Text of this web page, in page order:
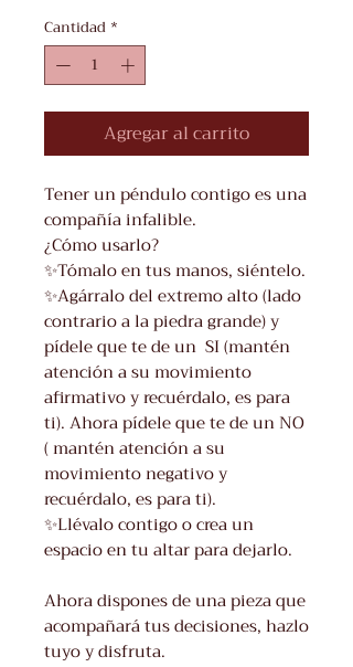
Cantidad *
Agregar al carrito
Tener un péndulo contigo es una
compañía infalible.
¿Cómo usarlo?
✨Tómalo en tus manos, siéntelo.
✨Agárralo del extremo alto (lado
contrario a la piedra grande) y
pídele que te de un SI (mantén
atención a su movimiento
afirmativo y recuérdalo, es para
ti). Ahora pídele que te de un NO
( mantén atención a su
movimiento negativo y
recuérdalo, es para ti).
✨Llévalo contigo o crea un
espacio en tu altar para dejarlo.
Ahora dispones de una pieza que
acompañará tus decisiones, hazlo
tuyo y disfruta.